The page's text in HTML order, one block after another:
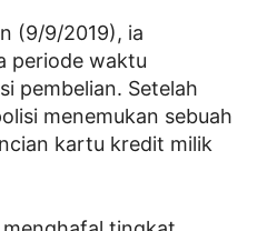
(9/9/2019), ia
periode waktu
pembelian. Setelah
menemukan sebuah
kartu kredit milik